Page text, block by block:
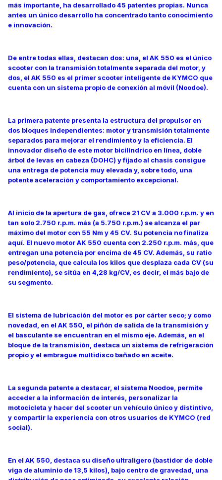
más importante, ha desarrollado 45 patentes propias. Nunca
antes un único desarrollo ha concentrado tanto conocimiento
e innovación.
De entre todas ellas, destacan dos: una, el AK 550 es el único
scooter con la transmisión totalmente separada del motor, y
dos, el AK 550 es el primer scooter inteligente de KYMCO que
cuenta con un sistema propio de conexión al móvil (Noodoe).
La primera patente presenta la estructura del propulsor en
dos bloques independientes: motor y transmisión totalmente
separados para mejorar el rendimiento y la eficiencia. El
innovador diseño de este motor bicilíndrico en línea, doble
árbol de levas en cabeza (DOHC) y fijado al chasis consigue
una entrega de potencia muy elevada y, sobre todo, una
potente aceleración y comportamiento excepcional.
Al inicio de la apertura de gas, ofrece 21 CV a 3.000 r.p.m. y en
tan solo 2.750 r.p.m. más (a 5.750 r.p.m.) se alcanza el par
máximo del motor con 55 Nm y 45 CV. Su potencia no finaliza
aquí. El nuevo motor AK 550 cuenta con 2.250 r.p.m. más, que
entregan una potencia por encima de 45 CV. Además, su ratio
peso/potencia, que calcula los kilos que desplaza cada CV (su
rendimiento), se sitúa en 4,28 kg/CV, es decir, el más bajo de
su segmento.
El sistema de lubricación del motor es por cárter seco; y como
novedad, en el AK 550, el piñón de salida de la transmisión y
el basculante se encuentran en el mismo eje. Además, en el
bloque de la transmisión, destaca un sistema de refrigeración
propio y el embrague multidisco bañado en aceite.
La segunda patente a destacar, el sistema Noodoe, permite
acceder a la información de interés, personalizar la
motocicleta y hacer del scooter un vehículo único y distintivo,
y compartir la experiencia con otros usuarios de KYMCO (red
social).
En el AK 550, destaca su diseño ultraligero (bastidor de doble
viga de aluminio de 13,5 kilos), bajo centro de gravedad, una